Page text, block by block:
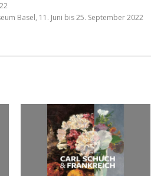
Basel, 11. Juni bis 25. September 2022